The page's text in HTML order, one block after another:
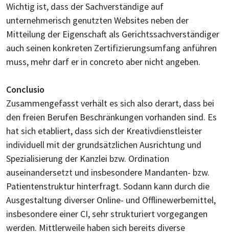
Wichtig ist, dass der Sachverständige auf
unternehmerisch genutzten Websites neben der
Mitteilung der Eigenschaft als Gerichtssachverständiger
auch seinen konkreten Zertifizierungsumfang anführen
muss, mehr darf er in concreto aber nicht angeben.
Conclusio
Zusammengefasst verhält es sich also derart, dass bei
den freien Berufen Beschränkungen vorhanden sind. Es
hat sich etabliert, dass sich der Kreativdienstleister
individuell mit der grundsätzlichen Ausrichtung und
Spezialisierung der Kanzlei bzw. Ordination
auseinandersetzt und insbesondere Mandanten- bzw.
Patientenstruktur hinterfragt. Sodann kann durch die
Ausgestaltung diverser Online- und Offlinewerbemittel,
insbesondere einer CI, sehr strukturiert vorgegangen
werden. Mittlerweile haben sich bereits diverse